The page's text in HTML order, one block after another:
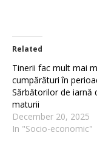
Related
Tinerii fac mult mai
cumpărături în
Sărbătorilor de iarnă
maturii
December 20, 2025
In "Socio-economic"